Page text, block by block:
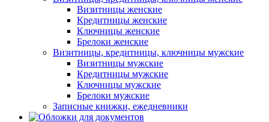
Визитницы женские
Кредитницы женские
Ключницы женские
Брелоки женские
Визитницы, кредитницы, ключницы мужские
Визитницы мужские
Кредитницы мужские
Ключницы мужские
Брелоки мужские
Записные книжки, ежедневники